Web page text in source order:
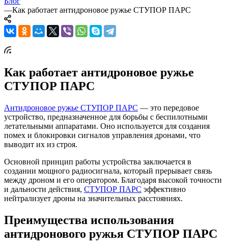
—Как работает антидроновое ружье СТУПОР ПАРС
Как работает антидроновое ружье
СТУПОР ПАРС
Антидроновое ружье СТУПОР ПАРС — это передовое
устройство, предназначенное для борьбы с беспилотными
летательными аппаратами. Оно используется для создания
помех и блокировки сигналов управления дронами, что
выводит их из строя.
Основной принцип работы устройства заключается в
создании мощного радиосигнала, который прерывает связь
между дроном и его оператором. Благодаря высокой точности
и дальности действия, СТУПОР ПАРС эффективно
нейтрализует дроны на значительных расстояниях.
Преимущества использования
антидронового ружья СТУПОР ПАРС